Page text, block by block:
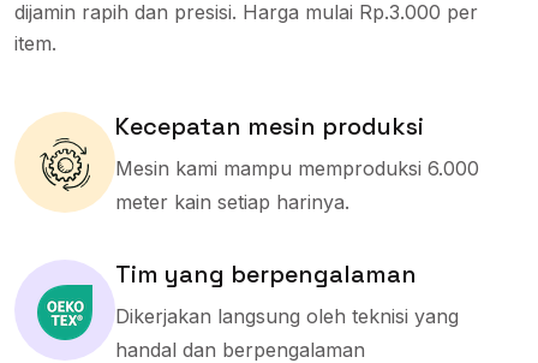
dijamin rapih dan presisi. Harga mulai Rp.3.000 per
item.
Kecepatan mesin produksi
Mesin kami mampu memproduksi 6.000
meter kain setiap harinya.
Tim yang berpengalaman
Dikerjakan langsung oleh teknisi yang
handal dan berpengalaman